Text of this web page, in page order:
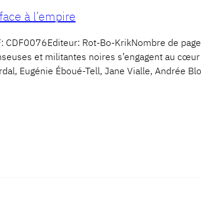
à l’empire
CDF0076Editeur: Rot-Bo-KrikNombre de
et militantes noires s’engagent au
Eugénie Éboué-Tell, Jane Vialle, Andrée